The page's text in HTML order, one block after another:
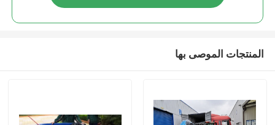
المنتجات الموصى بها